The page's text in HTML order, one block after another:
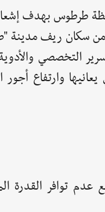
طرطوس بهدف
من سكان ريف
التخصصي
وارتفاع أجور
توافر القدرة